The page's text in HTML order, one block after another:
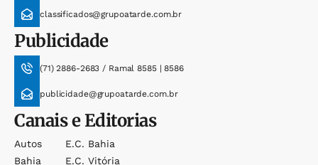
classificados@grupoatarde.com.br
Publicidade
(71) 2886-2683 / Ramal 8585 | 8586
publicidade@grupoatarde.com.br
Canais e Editorias
Autos
Bahia
E.c. Bahia
E.c. Vitória